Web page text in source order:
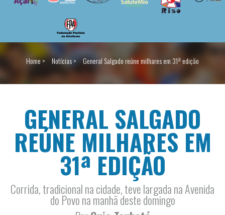
Home > Notícias > General Salgado reúne milhares em 31ª edição
GENERAL SALGADO
REÚNE MILHARES EM
31ª EDIÇÃO
Corrida, tradicional na cidade, teve largada na Avenida
do Povo na manhã deste domingo